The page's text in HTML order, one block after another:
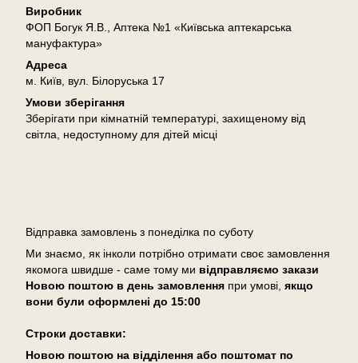
Виробник
ФОП Богук Я.В., Аптека №1 «Київська аптекарська
мануфактура»
Адреса
м. Київ, вул. Білоруська 17
Умови зберігання
Зберігати при кімнатній температурі, захищеному від
світла, недоступному для дітей місці
Відправка замовлень з понеділка по суботу
Ми знаємо, як інколи потрібно отримати своє замовлення
якомога швидше - саме тому ми відправляємо закази
Новою поштою в день замовлення при умові, якщо
вони були оформлені до 15:00
Cтроки доставки:
Новою поштою на відділення або поштомат по